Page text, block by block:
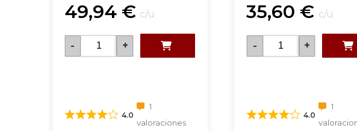
49,94 € c/u
- +
4.0
1
valoraciones
35,60 € c/u
- +
4.0
1